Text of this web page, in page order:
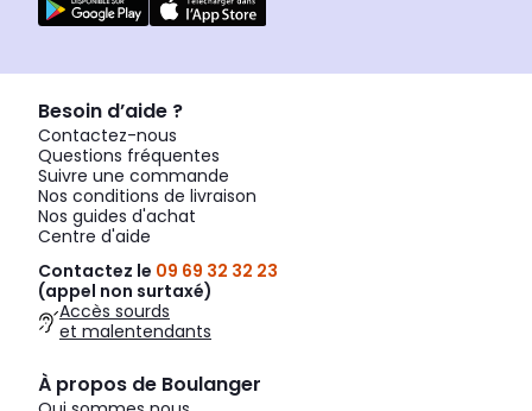
Besoin d’aide ?
Contactez-nous
Questions fréquentes
Suivre une commande
Nos conditions de livraison
Nos guides d'achat
Centre d'aide
Contactez le 09 69 32 32 23
(appel non surtaxé)
Accès sourds
et malentendants
À propos de Boulanger